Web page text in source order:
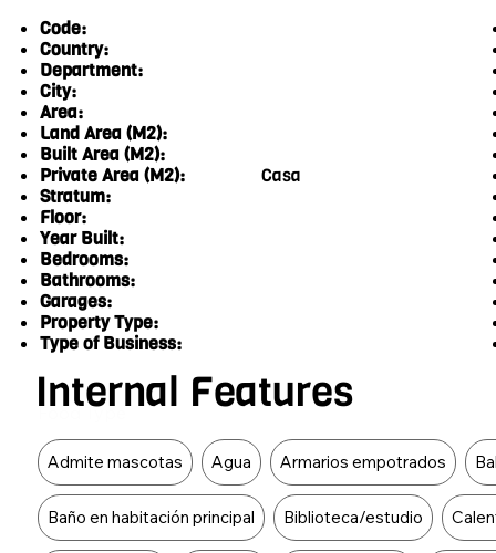
Internal Features
Food Type
Admite mascotas Agua Armarios empotrados
Baño en habitación principal Biblioteca/estudio
Code:
Country:
Department:
City:
Area:
Land Area (M2):
Built Area (M2):
Private Area (M2):
Stratum:
Floor:
Year Built:
Bedrooms:
Bathrooms:
Garages:
Property Type:
Type of Business:
Casa